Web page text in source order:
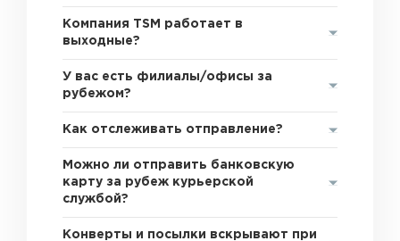
Компания TSM работает в
выходные?
У вас есть филиалы/офисы за
рубежом?
Как отслеживать отправление?
Можно ли отправить банковскую
карту за рубеж курьерской
службой?
Конверты и посылки вскрывают при